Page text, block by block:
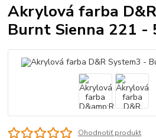
Akrylová farba
Burnt Sienna 221 -
Ohodnotiť produkt